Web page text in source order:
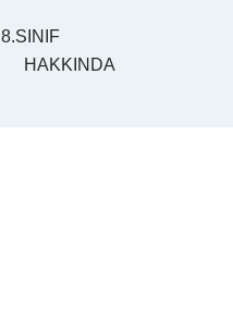
8.SINIF
HAKKINDA